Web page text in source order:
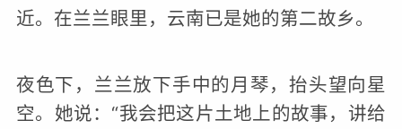
近。在兰兰眼里，云南已是她的第二故乡。
夜色下，兰兰放下手中的月琴，抬头望向星
空。她说：“我会把这片土地上的故事，讲给